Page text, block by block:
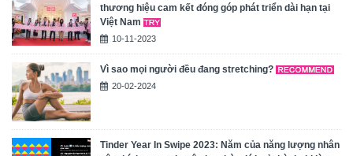
thương hiệu cam kết đóng góp phát triển dài hạn tại
Việt Nam
10-11-2023
Vì sao mọi người đều đang stretching?
20-02-2024
Tinder Year In Swipe 2023: Năm của năng lượng nhân